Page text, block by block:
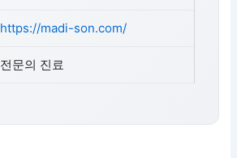
https://madi-son.com/
전문의 진료